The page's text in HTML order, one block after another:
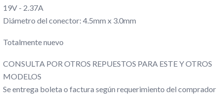
19V - 2.37A
Diámetro del conector: 4.5mm x 3.0mm
Totalmente nuevo
CONSULTA POR OTROS REPUESTOS PARA ESTE Y OTROS
MODELOS
Se entrega boleta o factura según requerimiento del comprador